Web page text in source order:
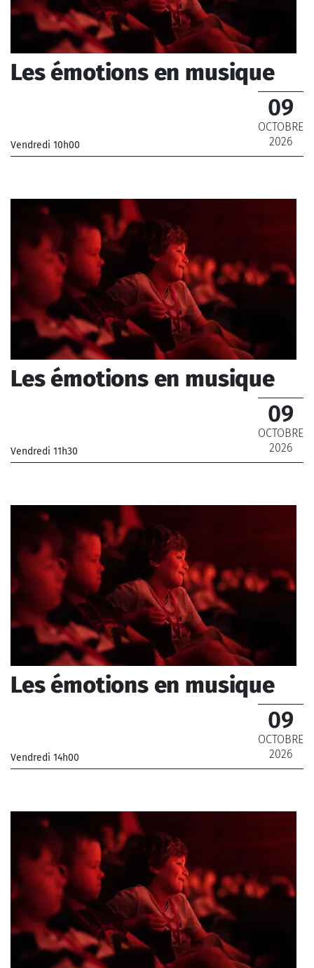
Les émotions en musique
Vendredi 10h00
09
OCTOBRE
2026
Les émotions en musique
Vendredi 11h30
09
OCTOBRE
2026
Les émotions en musique
Vendredi 14h00
09
OCTOBRE
2026